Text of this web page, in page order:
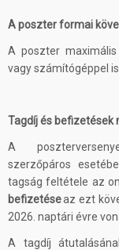
A poszter formai
A poszter
vagy számítógéppel is.
Tagdíj és befizetések
A
szerzőpáros
tagság feltétele az
befizetéseaz ezt
2026. naptári évre
A tagdíj